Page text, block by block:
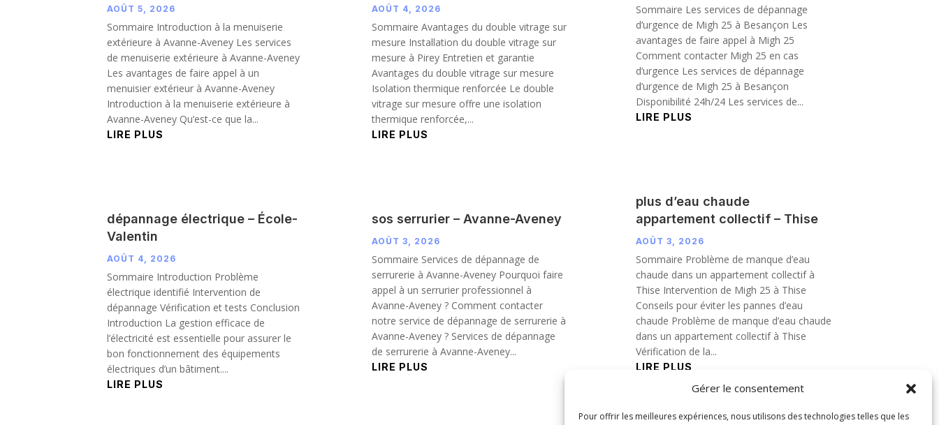
Gérer le consentement
Pour offrir les meilleures expériences, nous utilisons des technologies telles que les
AOÛT 5, 2026
Sommaire Introduction à la menuiserie
extérieure à Avanne-Aveney Les services
de menuiserie extérieure à Avanne-Aveney
Les avantages de faire appel à un
menuisier extérieur à Avanne-Aveney
Introduction à la menuiserie extérieure à
Avanne-Aveney Qu’est-ce que la...
LIRE PLUS
dépannage électrique – École-
Valentin
AOÛT 4, 2026
Sommaire Introduction Problème
électrique identifié Intervention de
dépannage Vérification et tests Conclusion
Introduction La gestion efficace de
l’électricité est essentielle pour assurer le
bon fonctionnement des équipements
électriques d’un bâtiment....
LIRE PLUS
AOÛT 4, 2026
Sommaire Avantages du double vitrage sur
mesure Installation du double vitrage sur
mesure à Pirey Entretien et garantie
Avantages du double vitrage sur mesure
Isolation thermique renforcée Le double
vitrage sur mesure offre une isolation
thermique renforcée,...
LIRE PLUS
sos serrurier – Avanne-Aveney
AOÛT 3, 2026
Sommaire Services de dépannage de
serrurerie à Avanne-Aveney Pourquoi faire
appel à un serrurier professionnel à
Avanne-Aveney ? Comment contacter
notre service de dépannage de serrurerie à
Avanne-Aveney ? Services de dépannage
de serrurerie à Avanne-Aveney...
LIRE PLUS
Sommaire Les services de dépannage
d’urgence de Migh 25 à Besançon Les
avantages de faire appel à Migh 25
Comment contacter Migh 25 en cas
d’urgence Les services de dépannage
d’urgence de Migh 25 à Besançon
Disponibilité 24h/24 Les services de...
LIRE PLUS
plus d’eau chaude
appartement collectif – Thise
AOÛT 3, 2026
Sommaire Problème de manque d’eau
chaude dans un appartement collectif à
Thise Intervention de Migh 25 à Thise
Conseils pour éviter les pannes d’eau
chaude Problème de manque d’eau chaude
dans un appartement collectif à Thise
Vérification de la...
LIRE PLUS